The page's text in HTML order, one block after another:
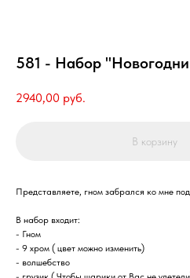
581 - Набор
2940,00 руб.
В корзину
Представляете, гном забрался ко мне
В набор входит:
- Гном
- 9 хром ( цвет можно изменить)
- волшебство